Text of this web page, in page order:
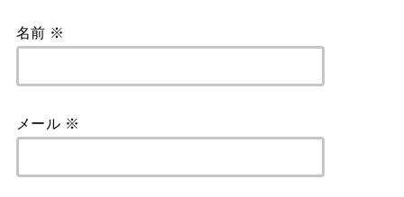
名前 ※
メール ※